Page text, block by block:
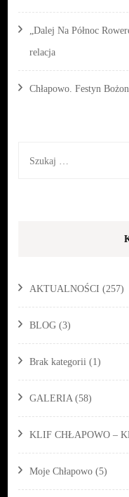
„Dalej Na Północ
relacja
Chłapowo. Festyn
Szukaj:
AKTUALNOŚCI (257)
BLOG (3)
Brak kategorii (1)
GALERIA (58)
KLIF CHŁAPOWO –
Moje Chłapowo (5)